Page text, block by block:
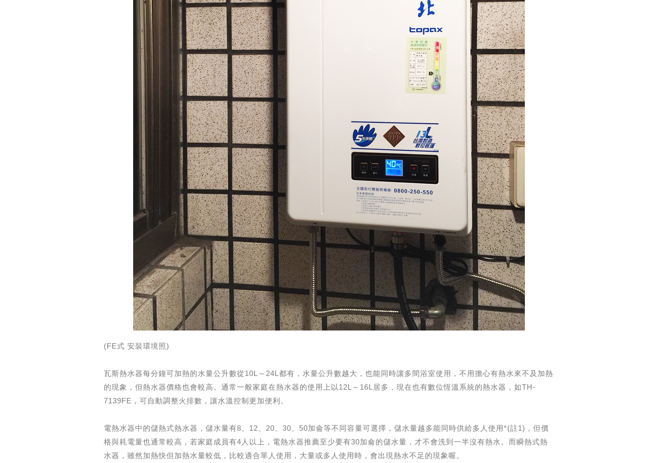
(FE式 安裝環境照)
瓦斯熱水器每分鐘可加熱的水量公升數從10L～24L都有，水量公升數越大，也能同時讓多間浴室使用，不用擔心有熱水來不及加熱
的現象，但熱水器價格也會較高。通常一般家庭在熱水器的使用上以12L～16L居多，現在也有數位恆溫系統的熱水器，如TH-
7139FE，可自動調整火排數，讓水溫控制更加便利。
電熱水器中的儲熱式熱水器，儲水量有8、12、20、30、50加侖等不同容量可選擇，儲水量越多能同時供給多人使用*(註1)，但價
格與耗電量也通常較高，若家庭成員有4人以上，電熱水器推薦至少要有30加侖的儲水量，才不會洗到一半沒有熱水。而瞬熱式熱
水器，雖然加熱快但加熱水量較低，比較適合單人使用，大量或多人使用時，會出現熱水不足的現象喔。